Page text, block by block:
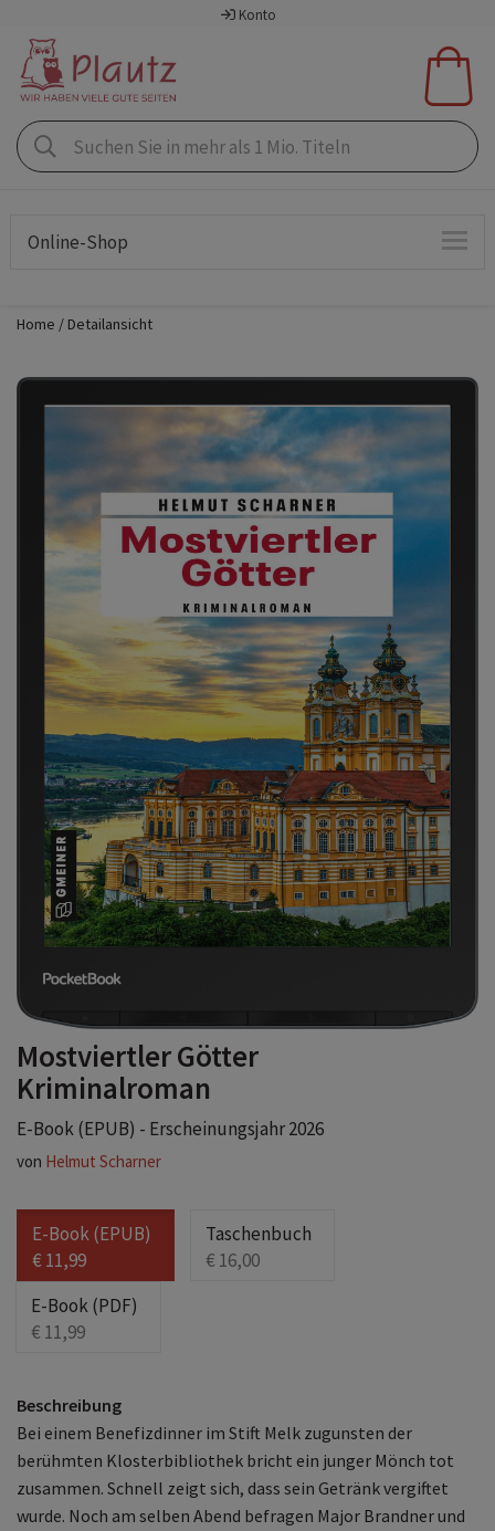
Konto
Online-Shop
Home Detailansicht
Mostviertler Götter
Kriminalroman
E-Book (EPUB) - Erscheinungsjahr 2026
von Helmut Scharner
E-Book (EPUB)
€ 11,99
Taschenbuch
€ 16,00
E-Book (PDF)
€ 11,99
Beschreibung
Bei einem Benefizdinner im Stift Melk zugunsten der
berühmten Klosterbibliothek bricht ein junger Mönch tot
zusammen. Schnell zeigt sich, dass sein Getränk vergiftet
wurde. Noch am selben Abend befragen Major Brandner und